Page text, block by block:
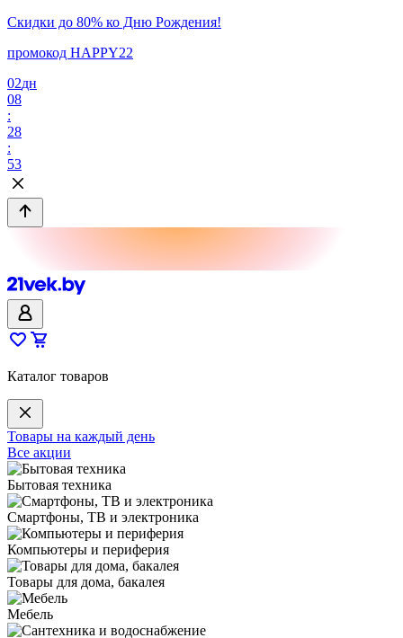
Скидки до 80% ко Дню Рождения!
промокод HAPPY22
02дн
08
:
28
:
53
Каталог товаров
Товары на каждый день
Все акции
Бытовая техника
Смартфоны, ТВ и электроника
Компьютеры и периферия
Товары для дома, бакалея
Мебель